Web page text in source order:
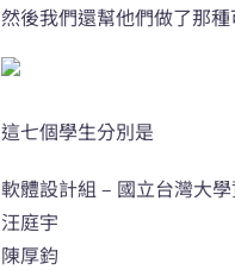
然後我們還幫他們做了那
這七個學生分別是
軟體設計組 – 國立台灣大
汪庭宇
陳厚鈞